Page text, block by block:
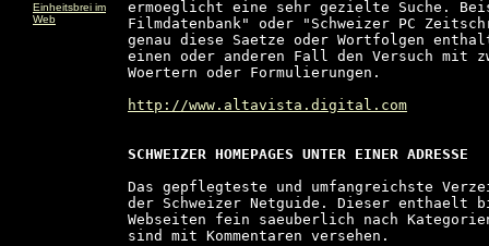
Einheitsbrei im
Web
ermoeglicht eine sehr gezielte Suche.
Filmdatenbank" oder "Schweizer PC
genau diese Saetze oder Wortfolgen
einen oder anderen Fall den Versuch mit
Woertern oder Formulierungen.
http://www.altavista.digital.com
SCHWEIZER HOMEPAGES UNTER EINER ADRESSE
Das gepflegteste und umfangreichste
der Schweizer Netguide. Dieser enthaelt
Webseiten fein saeuberlich nach
sind mit Kommentaren versehen.